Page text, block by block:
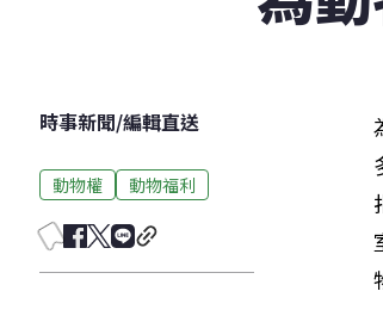
時事新聞/編輯直送
動物權 動物福利